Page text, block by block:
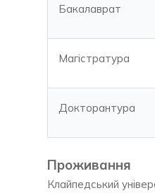
Бакалаврат
Магістратура
Докторантура
Проживання
Клайпедський